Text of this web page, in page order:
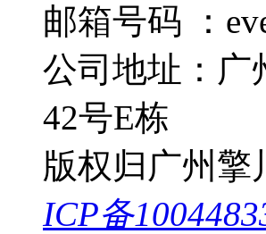
邮箱号码 ：
公司地址：广
42号E栋
版权归广州擎
ICP备